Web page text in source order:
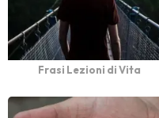
Frasi Lezioni di Vita